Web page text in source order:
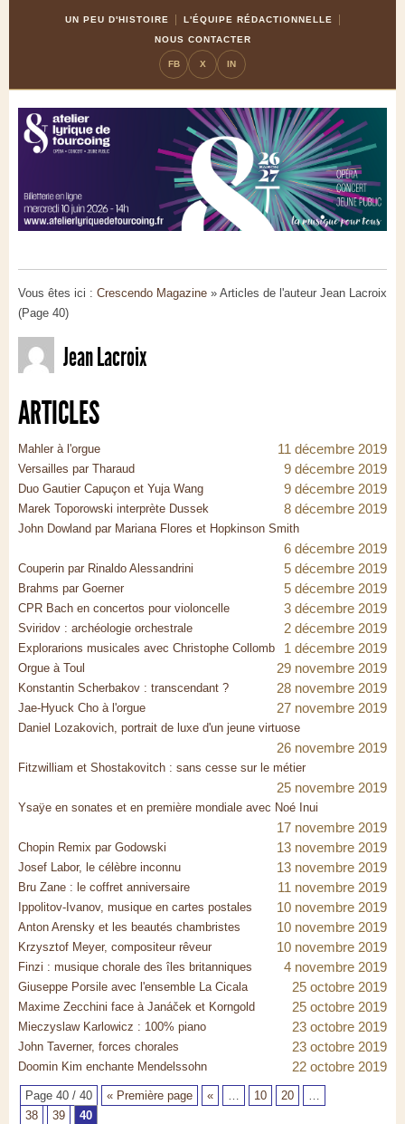
UN PEU D'HISTOIRE
L'ÉQUIPE RÉDACTIONNELLE
NOUS CONTACTER
FB X IN
Vous êtes ici : Crescendo Magazine » Articles de l'auteur Jean Lacroix
(Page 40)
Jean Lacroix
ARTICLES
Mahler à l'orgue 11 décembre 2019
Versailles par Tharaud 9 décembre 2019
Duo Gautier Capuçon et Yuja Wang 9 décembre 2019
Marek Toporowski interprète Dussek 8 décembre 2019
John Dowland par Mariana Flores et Hopkinson Smith
6 décembre 2019
Couperin par Rinaldo Alessandrini 5 décembre 2019
Brahms par Goerner 5 décembre 2019
CPR Bach en concertos pour violoncelle 3 décembre 2019
Sviridov : archéologie orchestrale 2 décembre 2019
Explorarions musicales avec Christophe Collomb 1 décembre 2019
Orgue à Toul 29 novembre 2019
Konstantin Scherbakov : transcendant ? 28 novembre 2019
Jae-Hyuck Cho à l'orgue 27 novembre 2019
Daniel Lozakovich, portrait de luxe d'un jeune virtuose
26 novembre 2019
Fitzwilliam et Shostakovitch : sans cesse sur le métier
25 novembre 2019
Ysaÿe en sonates et en première mondiale avec Noé Inui
17 novembre 2019
Chopin Remix par Godowski 13 novembre 2019
Josef Labor, le célèbre inconnu 13 novembre 2019
Bru Zane : le coffret anniversaire 11 novembre 2019
Ippolitov-Ivanov, musique en cartes postales 10 novembre 2019
Anton Arensky et les beautés chambristes 10 novembre 2019
Krzysztof Meyer, compositeur rêveur 10 novembre 2019
Finzi : musique chorale des îles britanniques 4 novembre 2019
Giuseppe Porsile avec l'ensemble La Cicala 25 octobre 2019
Maxime Zecchini face à Janáček et Korngold 25 octobre 2019
Mieczyslaw Karlowicz : 100% piano 23 octobre 2019
John Taverner, forces chorales 23 octobre 2019
Doomin Kim enchante Mendelssohn 22 octobre 2019
Page 40 / 40 « Première page « … 10 20
…
38
39 40